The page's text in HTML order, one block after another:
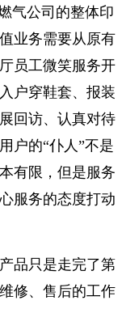
气公司的整体印
业务需要从原有
员工微笑服务开
户穿鞋套、报装
回访、认真对待
户的“仆人”不是
有限，但是服务
服务的态度打动
品只是走完了第
修、售后的工作